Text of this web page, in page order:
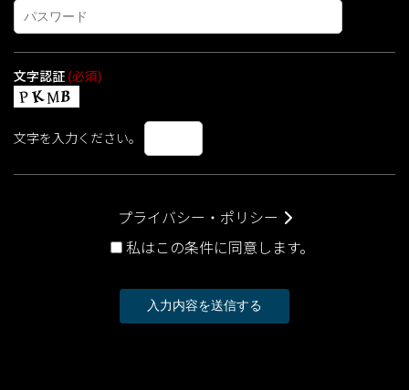
文字認証 (必須)
文字を入力ください。
プライバシー・ポリシー
私はこの条件に同意します。